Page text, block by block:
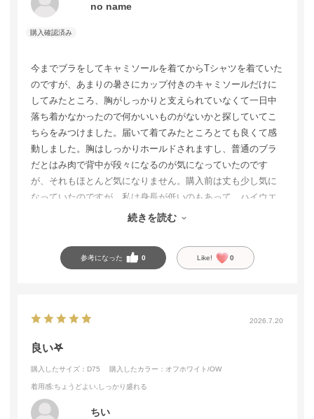
no name
今までブラをしてキャミソールを着てからTシャツを着ていた
のですが、あまりの暑さにカップ付きのキャミソールだけに
してみたところ、胸がしっかりと支えられていなくて一日中
落ち着かなかったので何かいいものがないかと探していてこ
ちらをみつけました。届いて着てみたところとても良くて感
動しました。胸はしっかりホールドされますし、普通のブラ
だとはみ肉で背中が段々になるのが気になっていたのです
が、それもほとんど気になりません。購入前は丈も少し気に
なっていたのですが、私は身長が低いのもあって、ハイウエ
ストのパンツを履けば手を上げて脇腹が見えてしまっても見
続きを読む
参考になった 0 Like! 0
2026.7.20
良い‎‎𖤐
購入したサイズ：D75 購入したカラー：オフホワイト/OW
着用感:ちょうどよい,しっかり盛れる
ちい